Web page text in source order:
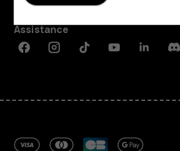
Planet and people
Assistance
FacebookInstagramTiktokYoutubeLinkedin